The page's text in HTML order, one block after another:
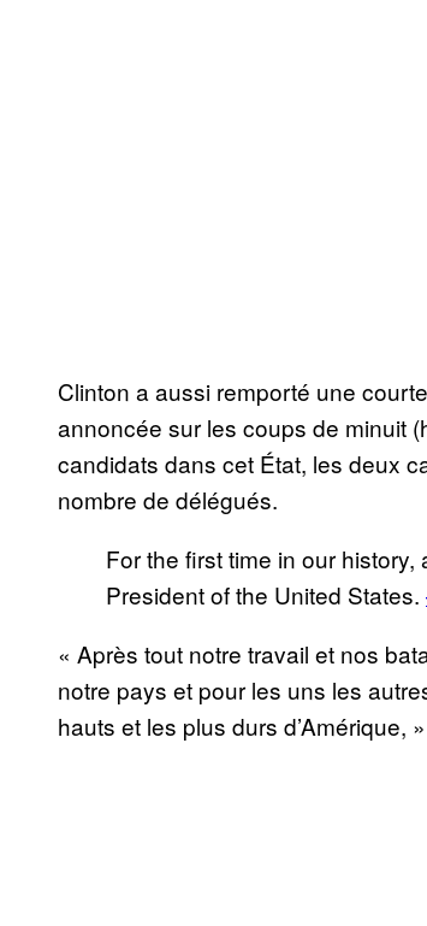
Clinton a aussi remporté une
annoncée sur les coups de minuit
candidats dans cet État, les deux
nombre de délégués.
For the first time in our
President of the United States.
« Après tout notre travail et nos
notre pays et pour les uns les
hauts et les plus durs d’Amérique,